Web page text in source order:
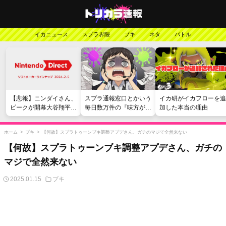
イカニュース スプラ界隈 ブキ ネタ バトル
【悲報】ニンダイさん、
ピークが開幕大谷翔平の
がっかりダイレクトだっ
たと言われてしまう
スプラ通報窓口とかいう
毎日数万件の『味方が弱
い』愚痴を読まされる苦
行
イカ研がイカフローを追
加した本当の理由
ホーム > ブキ > 【何故】スプラトゥーンブキ調整アプデさん、ガチのマジで全然来ない
【何故】スプラトゥーンブキ調整アプデさん、ガチの
マジで全然来ない
2025.01.15 ブキ